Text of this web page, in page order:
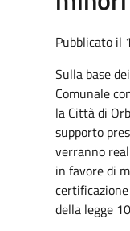
Pubblicato il
Sulla base
Comunale
la Città di
supporto
verranno
in favore di
della legge